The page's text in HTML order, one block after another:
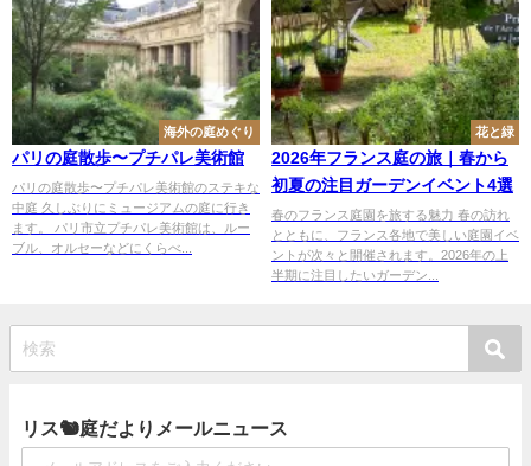
海外の庭めぐり
パリの庭散歩〜プチパレ美術館
パリの庭散歩〜プチパレ美術館のステキな
中庭 久しぶりにミュージアムの庭に行き
ます。 パリ市立プチパレ美術館は、ルー
ブル、オルセーなどにくらべ...
花と緑
2026年フランス庭の旅｜春から
初夏の注目ガーデンイベント4選
春のフランス庭園を旅する魅力 春の訪れ
とともに、フランス各地で美しい庭園イベ
ントが次々と開催されます。2026年の上
半期に注目したいガーデン...
リス🐿庭だよりメールニュース